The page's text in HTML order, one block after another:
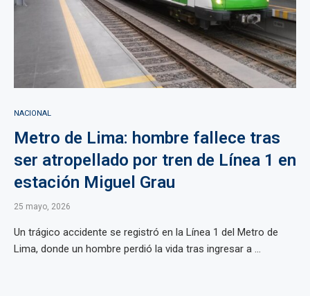
NACIONAL
Metro de Lima: hombre fallece tras
ser atropellado por tren de Línea 1 en
estación Miguel Grau
25 mayo, 2026
Un trágico accidente se registró en la Línea 1 del Metro de
Lima, donde un hombre perdió la vida tras ingresar a ...